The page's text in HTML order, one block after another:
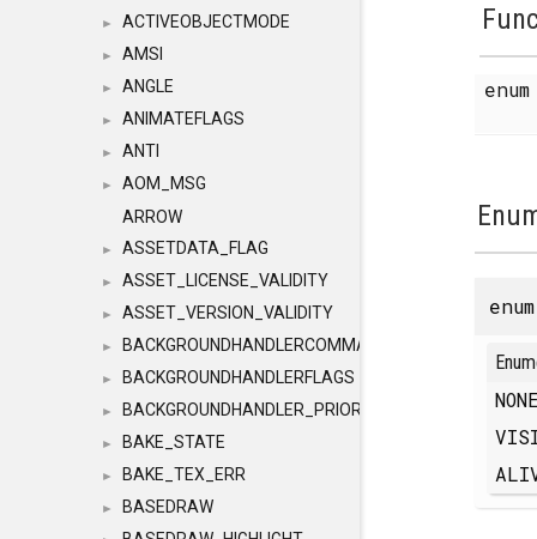
► ACTIVEOBJECTMODE
► AMSI
► ANGLE
► ANIMATEFLAGS
► ANTI
►
AOM_MSG
ARROW
► ASSETDATA_FLAG
► ASSET_LICENSE_VALIDITY
► ASSET_VERSION_VALIDITY
► BACKGROUNDHANDLERCOMMAND
► BACKGROUNDHANDLERFLAGS
► BACKGROUNDHANDLER_PRIORITY
► BAKE_STATE
► BAKE_TEX_ERR
► BASEDRAW